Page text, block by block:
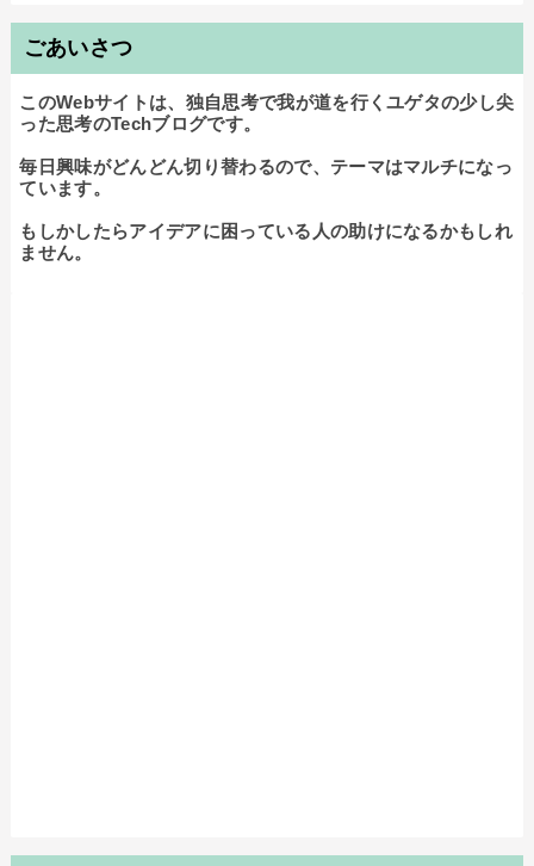
ごあいさつ
このWebサイトは、独自思考で我が道を行くユゲタの少し尖
った思考のTechブログです。
毎日興味がどんどん切り替わるので、テーマはマルチになっ
ています。
もしかしたらアイデアに困っている人の助けになるかもしれ
ません。